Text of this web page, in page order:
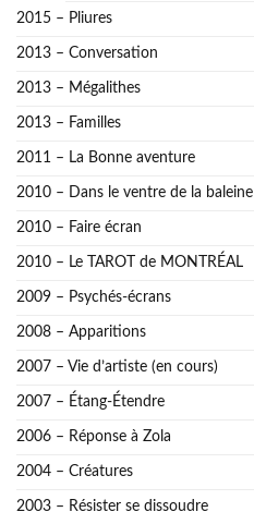
2015 – Pliures
2013 – Conversation
2013 – Mégalithes
2013 – Familles
2011 – La Bonne aventure
2010 – Dans le ventre de la baleine
2010 – Faire écran
2010 – Le TAROT de MONTRÉAL
2009 – Psychés-écrans
2008 – Apparitions
2007 – Vie d’artiste (en cours)
2007 – Étang-Étendre
2006 – Réponse à Zola
2004 – Créatures
2003 – Résister se dissoudre